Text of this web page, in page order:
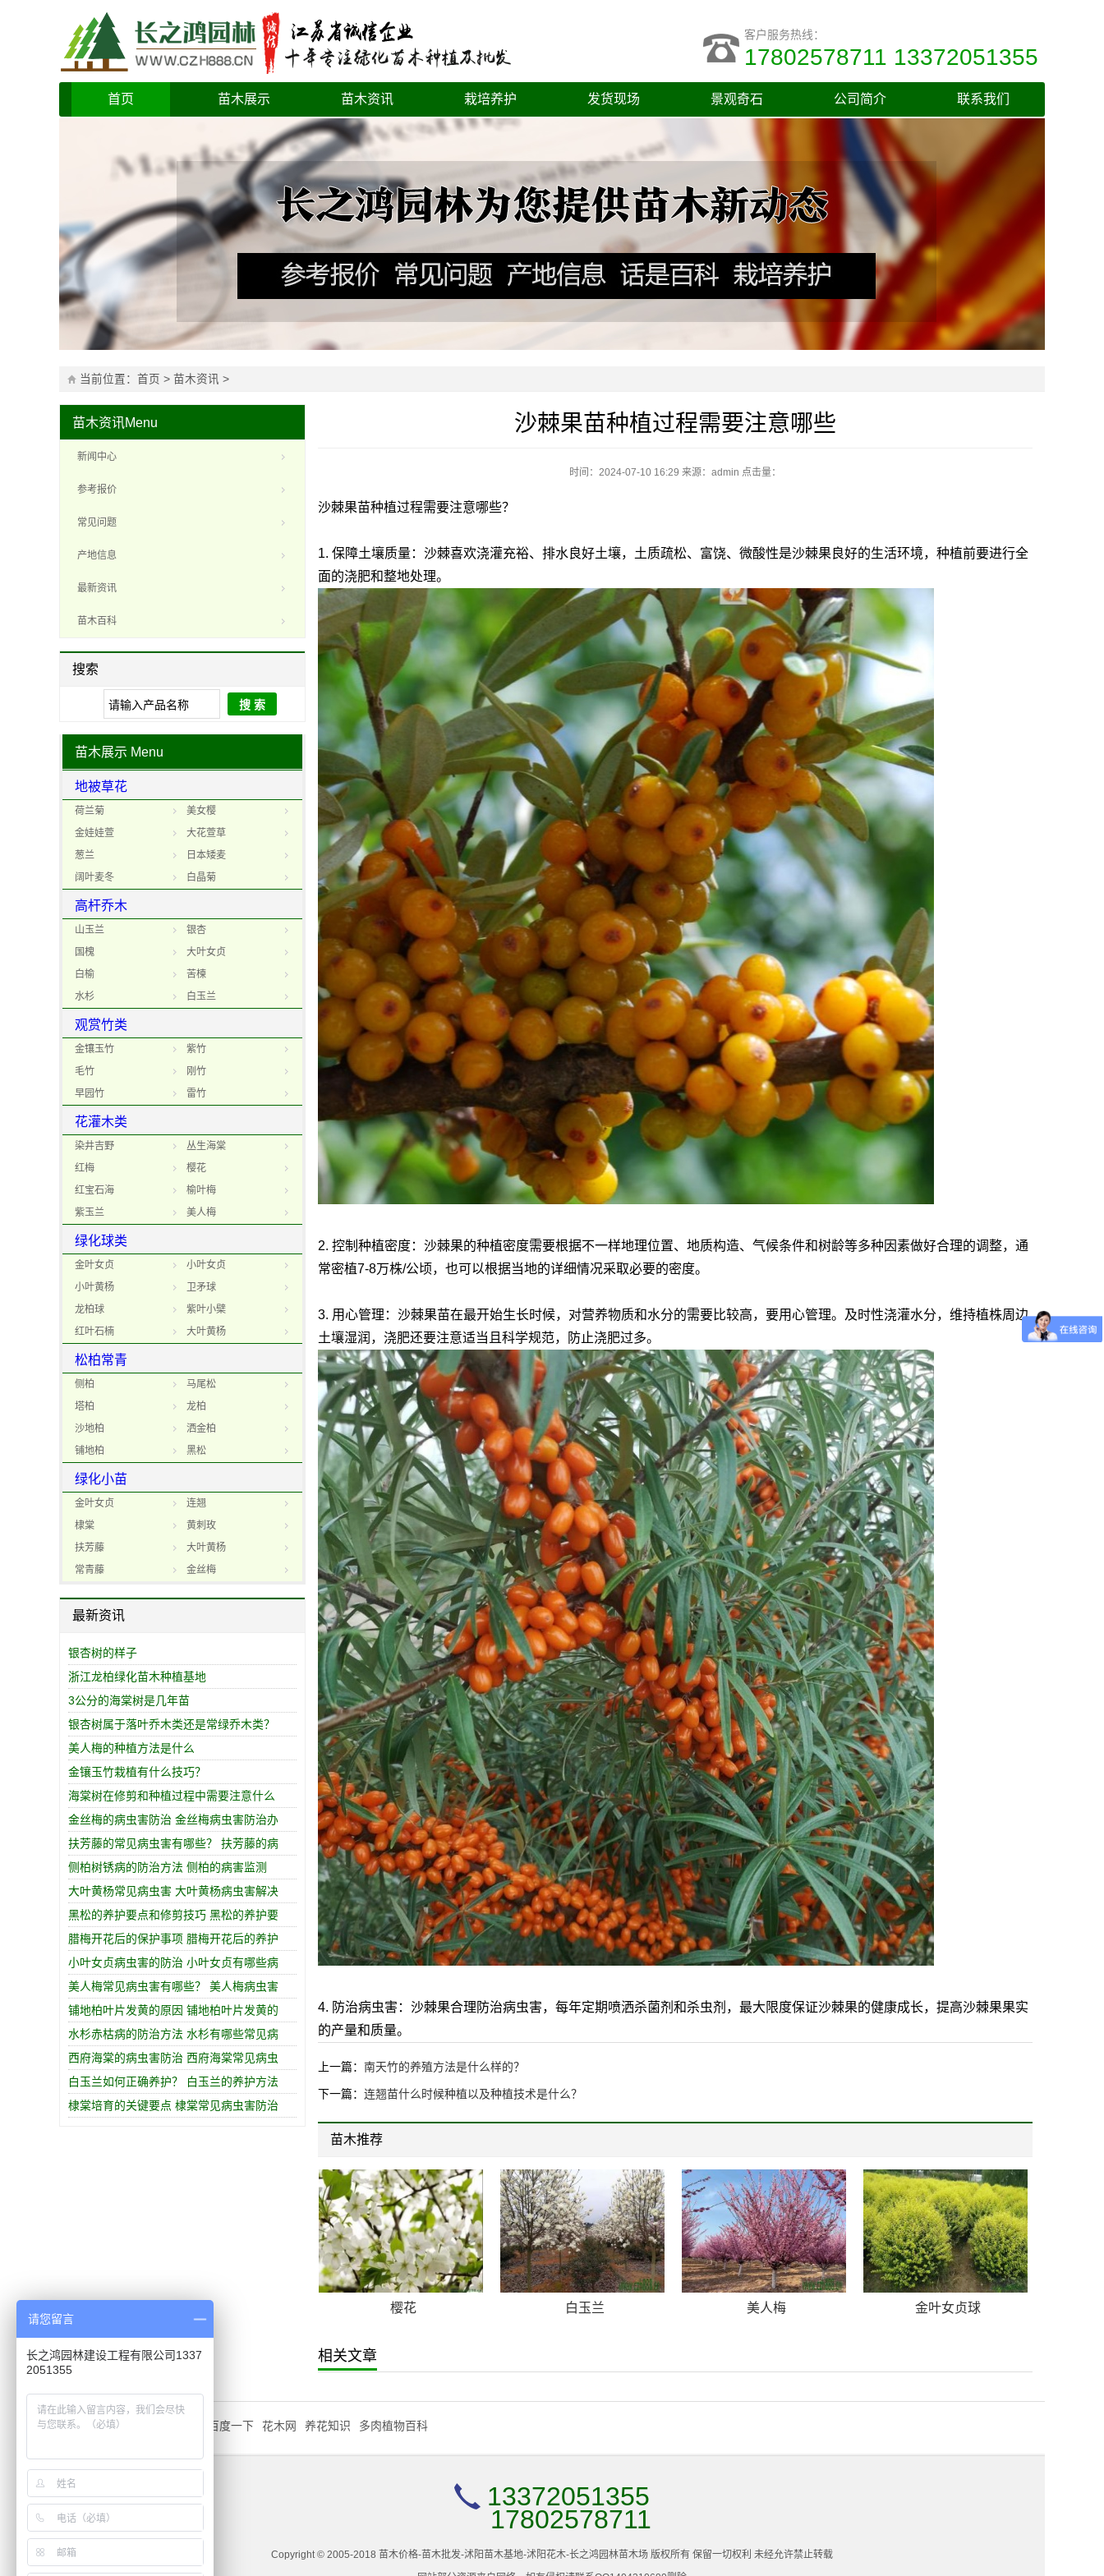
客户服务热线：
17802578711 13372051355
首页 苗木展示 苗木资讯 栽培养护 发货现场 景观奇石 公司简介 联系我们
当前位置： 首页 > 苗木资讯 >
苗木资讯Menu
新闻中心
参考报价
常见问题
产地信息
最新资讯
苗木百科
搜索
苗木展示 Menu
地被草花
荷兰菊
美女樱
金娃娃萱
大花萱草
葱兰
日本矮麦
阔叶麦冬
白晶菊
高杆乔木
山玉兰
银杏
国槐
大叶女贞
白榆
苦楝
水杉
白玉兰
观赏竹类
金镶玉竹
紫竹
毛竹
刚竹
早园竹
雷竹
花灌木类
染井吉野
丛生海棠
红梅
樱花
红宝石海
榆叶梅
紫玉兰
美人梅
绿化球类
金叶女贞
小叶女贞
小叶黄杨
卫矛球
龙柏球
紫叶小檗
红叶石楠
大叶黄杨
松柏常青
侧柏
马尾松
塔柏
龙柏
沙地柏
洒金柏
铺地柏
黑松
绿化小苗
金叶女贞
连翘
棣棠
黄刺玫
扶芳藤
大叶黄杨
常青藤
金丝梅
最新资讯
银杏树的样子
浙江龙柏绿化苗木种植基地
3公分的海棠树是几年苗
银杏树属于落叶乔木类还是常绿乔木类？
美人梅的种植方法是什么
金镶玉竹栽植有什么技巧？
海棠树在修剪和种植过程中需要注意什么
金丝梅的病虫害防治 金丝梅病虫害防治办
扶芳藤的常见病虫害有哪些？ 扶芳藤的病
侧柏树锈病的防治方法 侧柏的病害监测
大叶黄杨常见病虫害 大叶黄杨病虫害解决
黑松的养护要点和修剪技巧 黑松的养护要
腊梅开花后的保护事项 腊梅开花后的养护
小叶女贞病虫害的防治 小叶女贞有哪些病
美人梅常见病虫害有哪些？ 美人梅病虫害
铺地柏叶片发黄的原因 铺地柏叶片发黄的
水杉赤枯病的防治方法 水杉有哪些常见病
西府海棠的病虫害防治 西府海棠常见病虫
白玉兰如何正确养护？ 白玉兰的养护方法
棣棠培育的关键要点 棣棠常见病虫害防治
沙棘果苗种植过程需要注意哪些
时间：2024-07-10 16:29 来源：admin 点击量：
沙棘果苗种植过程需要注意哪些？
1. 保障土壤质量：沙棘喜欢浇灌充裕、排水良好土壤，土质疏松、富饶、微酸性是沙棘果良好的生活环境，种植前要进行全
面的浇肥和整地处理。
2. 控制种植密度：沙棘果的种植密度需要根据不一样地理位置、地质构造、气候条件和树龄等多种因素做好合理的调整，通
常密植7-8万株/公顷，也可以根据当地的详细情况采取必要的密度。
3. 用心管理：沙棘果苗在最开始生长时候，对营养物质和水分的需要比较高，要用心管理。及时性浇灌水分，维持植株周边
土壤湿润，浇肥还要注意适当且科学规范，防止浇肥过多。
4. 防治病虫害：沙棘果合理防治病虫害，每年定期喷洒杀菌剂和杀虫剂，最大限度保证沙棘果的健康成长，提高沙棘果果实
的产量和质量。
上一篇： 南天竹的养殖方法是什么样的？
下一篇： 连翘苗什么时候种植以及种植技术是什么？
苗木推荐
金叶女贞球 樱花 白玉兰 美人梅 金叶女贞球
相关文章
友情链接QQ:1404210690 百度一下 花木网 养花知识 多肉植物百科
13372051355
17802578711
Copyright © 2005-2018 苗木价格-苗木批发-沭阳苗木基地-沭阳花木-长之鸿园林苗木场 版权所有 保留一切权利 未经允许禁止转载
请您留言
长之鸿园林建设工程有限公司1337
2051355